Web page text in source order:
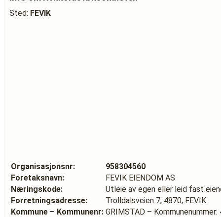
Sted: FEVIK
Organisasjonsnr:
958304560
Foretaksnavn:
FEVIK EIENDOM AS
Næringskode:
Utleie av egen eller leid fast
Forretningsadresse:
Trolldalsveien 7, 4870, FEVIK
Kommune – Kommunenr: GRIMSTAD – Kommunenummer: